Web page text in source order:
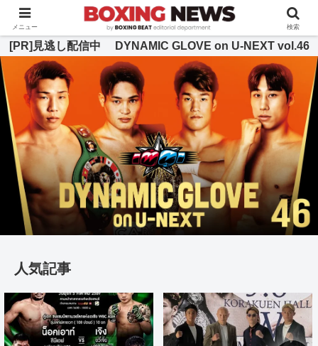
BOXING BEAT [ボクシング・ビート] 公式サイト
[PR]見逃し配信中 DYNAMIC GLOVE on U-NEXT vol.46
人気記事
メニュー 検索